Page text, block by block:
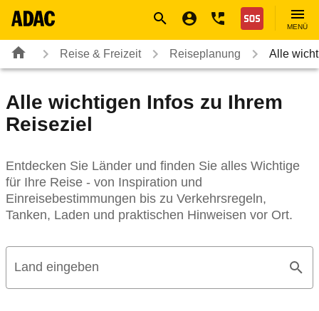
Nothilfe
MENÜ
Reise & Freizeit Reiseplanung Alle
Alle wichtigen Infos zu Ihrem
Reiseziel
Entdecken Sie Länder und finden Sie alles Wichtige
für Ihre Reise - von Inspiration und
Einreisebestimmungen bis zu Verkehrsregeln,
Tanken, Laden und praktischen Hinweisen vor Ort.
Land eingeben